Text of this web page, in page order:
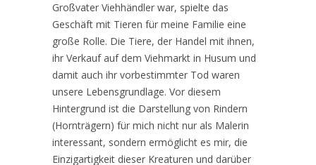
Großvater Viehhändler war, spielte das
Geschäft mit Tieren für meine Familie eine
große Rolle. Die Tiere, der Handel mit ihnen,
ihr Verkauf auf dem Viehmarkt in Husum und
damit auch ihr vorbestimmter Tod waren
unsere Lebensgrundlage. Vor diesem
Hintergrund ist die Darstellung von Rindern
(Hornträgern) für mich nicht nur als Malerin
interessant, sondern ermöglicht es mir, die
Einzigartigkeit dieser Kreaturen und darüber